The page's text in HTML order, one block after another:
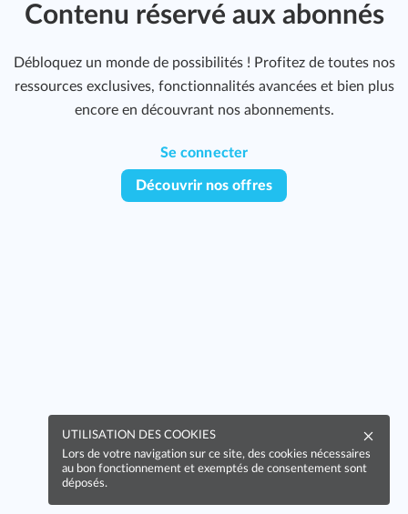
Contenu réservé aux abonnés
Débloquez un monde de possibilités ! Profitez de toutes nos
ressources exclusives, fonctionnalités avancées et bien plus
encore en découvrant nos abonnements.
Se connecter
Découvrir nos offres
UTILISATION DES COOKIES
Lors de votre navigation sur ce site, des cookies nécessaires
au bon fonctionnement et exemptés de consentement sont
déposés.